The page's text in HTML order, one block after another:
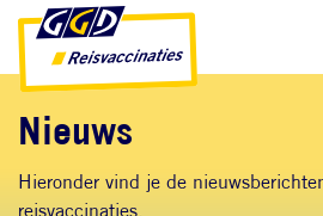
Direct naar inhoud
Direct naar hoofdnavigatie
Direct naar zoekfunctie
Nieuws
Hieronder vind je de
reisvaccinaties.